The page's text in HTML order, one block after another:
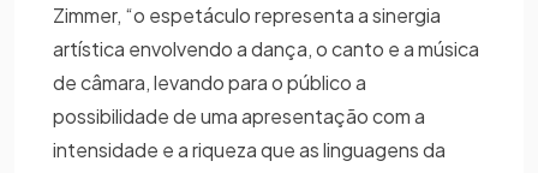
Zimmer, “o espetáculo representa a sinergia
artística envolvendo a dança, o canto e a música
de câmara, levando para o público a
possibilidade de uma apresentação com a
intensidade e a riqueza que as linguagens da